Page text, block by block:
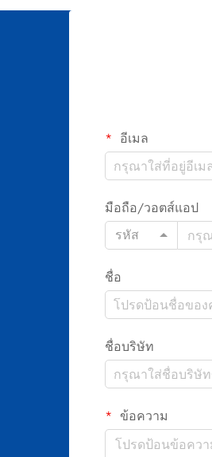
อีเมล
มือถือ/วอตส์แอป
รหัส
ชื่อ
ชื่อบริษัท
ข้อความ